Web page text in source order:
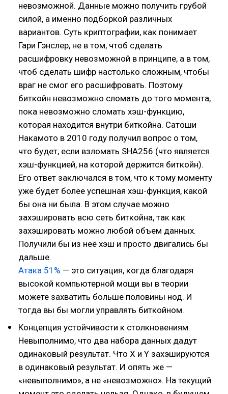
невозможной. Данные можно получить грубой
силой, а именно подборкой различных
вариантов. Суть криптографии, как понимает
Гари Гэнслер, не в том, чтоб сделать
расшифровку невозможной в принципе, а в том,
чтоб сделать шифр настолько сложным, чтобы
враг не смог его расшифровать. Поэтому
биткойн невозможно сломать до того момента,
пока невозможно сломать хэш-функцию,
которая находится внутри биткойна. Сатоши
Накамото в 2010 году получил вопрос о том,
что будет, если взломать SHA256 (что является
хэш-функцией, на которой держится биткойн).
Его ответ заключался в том, что к тому моменту
уже будет более успешная хэш-функция, какой
бы она ни была. В этом случае можно
захэшировать всю сеть биткойна, так как
захэшировать можно любой объем данных.
Получили бы из неё хэш и просто двигались бы
дальше.
Атака 51% — это ситуация, когда благодаря
высокой компьютерной мощи вы в теории
можете захватить больше половины нод. И
тогда вы бы могли управлять биткойном.
Концепция устойчивости к столкновениям.
Невыполнимо, что два набора данных дадут
одинаковый результат. Что Х и Y захэшируются
в одинаковый результат. И опять же —
«невыполнимо», а не «невозможно». На текущий